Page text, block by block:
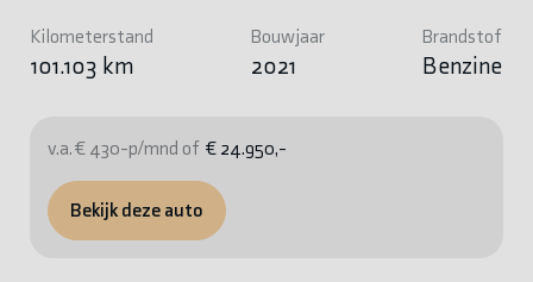
Kilometerstand
101.103 km
Bouwjaar
2021
Brandstof
Benzine
v.a. € 430-p/mnd of € 24.950,-
Bekijk deze auto